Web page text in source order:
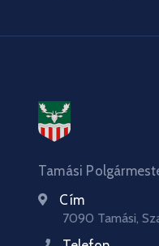
Tamási
Cím
7090 Tamási,